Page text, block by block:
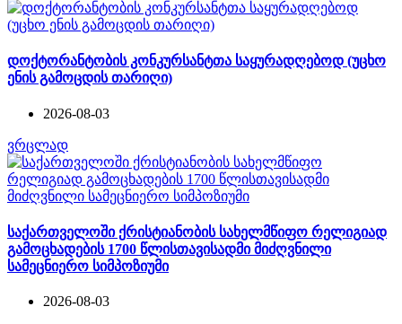
დოქტორანტობის კონკურსანტთა საყურადღებოდ (უცხო
ენის გამოცდის თარიღი)
2026-08-03
ვრცლად
საქართველოში ქრისტიანობის სახელმწიფო რელიგიად
გამოცხადების 1700 წლისთავისადმი მიძღვნილი
სამეცნიერო სიმპოზიუმი
2026-08-03